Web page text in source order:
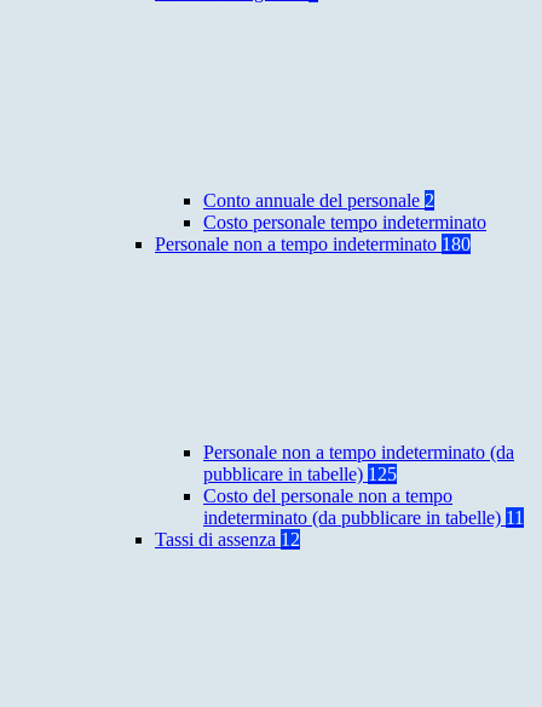
Conto annuale del personale 2
Costo personale tempo indeterminato
Personale non a tempo indeterminato 180
Personale non a tempo indeterminato (da
pubblicare in tabelle) 125
Costo del personale non a tempo
indeterminato (da pubblicare in tabelle) 11
Tassi di assenza 12